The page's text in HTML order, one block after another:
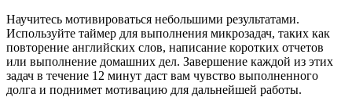
Научитесь мотивироваться небольшими результатами.
Используйте таймер для выполнения микрозадач, таких как
повторение английских слов, написание коротких отчетов
или выполнение домашних дел. Завершение каждой из этих
задач в течение 12 минут даст вам чувство выполненного
долга и поднимет мотивацию для дальнейшей работы.